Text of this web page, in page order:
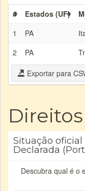
# Estados (UF)
1
PA
2
PA
Exportar para
Situação
Declarada
Descubra qual é o